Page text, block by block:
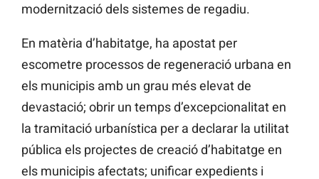
modernització dels sistemes de regadiu.
En matèria d’habitatge, ha apostat per
escometre processos de regeneració urbana en
els municipis amb un grau més elevat de
devastació; obrir un temps d’excepcionalitat en
la tramitació urbanística per a declarar la utilitat
pública els projectes de creació d’habitatge en
els municipis afectats; unificar expedients i